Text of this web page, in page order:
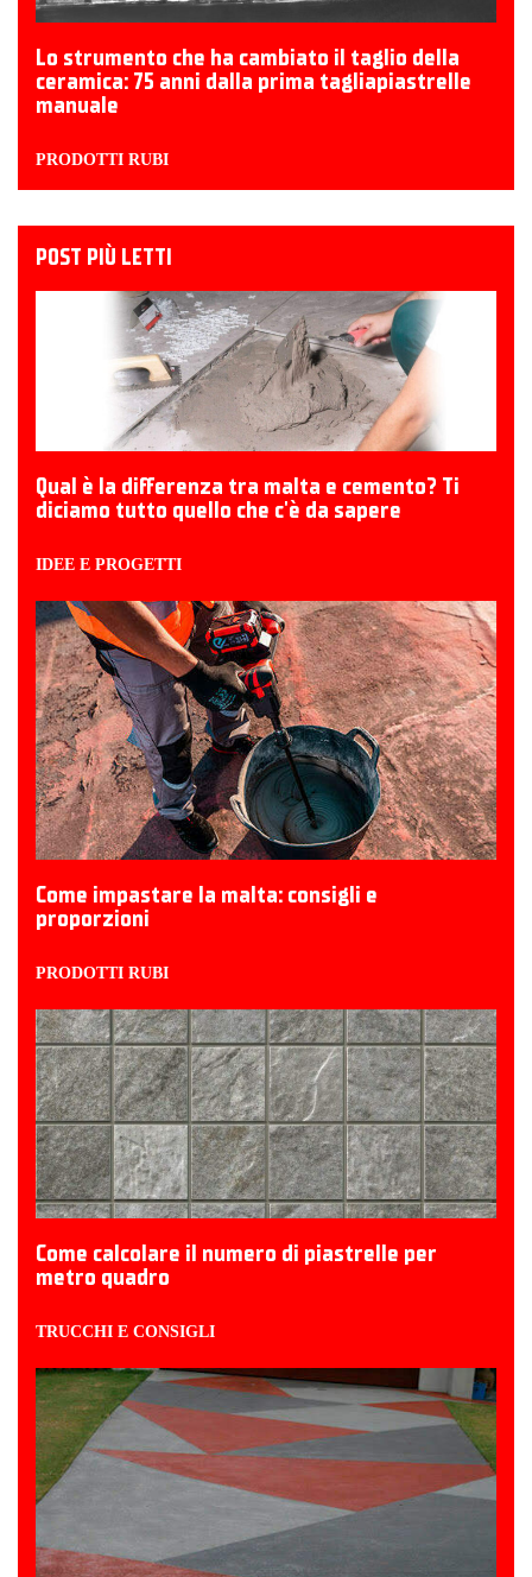
Lo strumento che ha cambiato il taglio della
ceramica: 75 anni dalla prima tagliapiastrelle
manuale
PRODOTTI RUBI
POST PIÙ LETTI
Qual è la differenza tra malta e cemento? Ti
diciamo tutto quello che c'è da sapere
IDEE E PROGETTI
Come impastare la malta: consigli e
proporzioni
PRODOTTI RUBI
Come calcolare il numero di piastrelle per
metro quadro
TRUCCHI E CONSIGLI